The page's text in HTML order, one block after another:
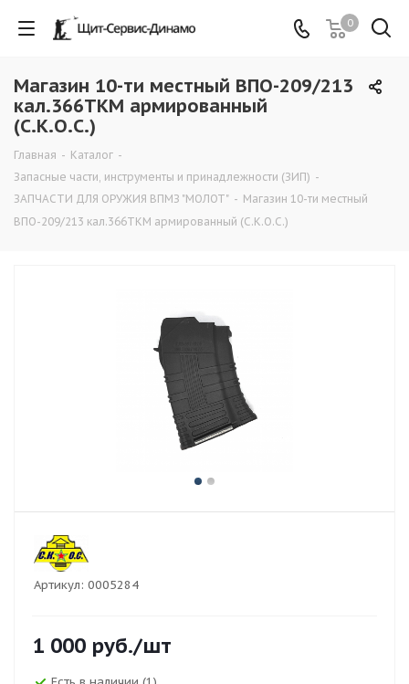
0
Магазин 10-ти местный ВПО-209/213
кал.366ТКМ армированный
(С.К.О.С.)
Главная - Каталог -
Запасные части, инструменты и принадлежности (ЗИП) -
ЗАПЧАСТИ ДЛЯ ОРУЖИЯ ВПМЗ "МОЛОТ" - Магазин 10-ти местный
ВПО-209/213 кал.366ТКМ армированный (С.К.О.С.)
Артикул: 0005284
1 000 руб./шт